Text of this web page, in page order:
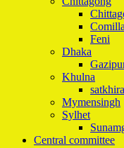
Comilla
Feni
Dhaka
Khulna
satkhira
Mymensingh
Sylhet
Central committee